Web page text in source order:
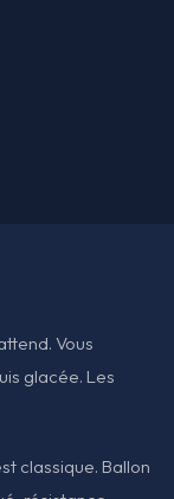
Vous
glacée. Les
classique. Ballon